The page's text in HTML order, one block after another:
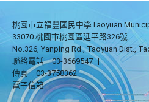
桃園市立福豐國民中學Taoyuan
33070 桃園市桃園區延平路326號
No.326, Yanping Rd., Taoyuan Dist.,
聯絡電話
03-3669547 |
傳真
03-3758362
電子信箱